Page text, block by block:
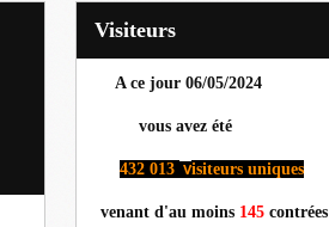
Visiteurs
A ce jour 06/05/2024
vous avez été
432 013 visiteurs uniques
venant d'au moins 145 contrées